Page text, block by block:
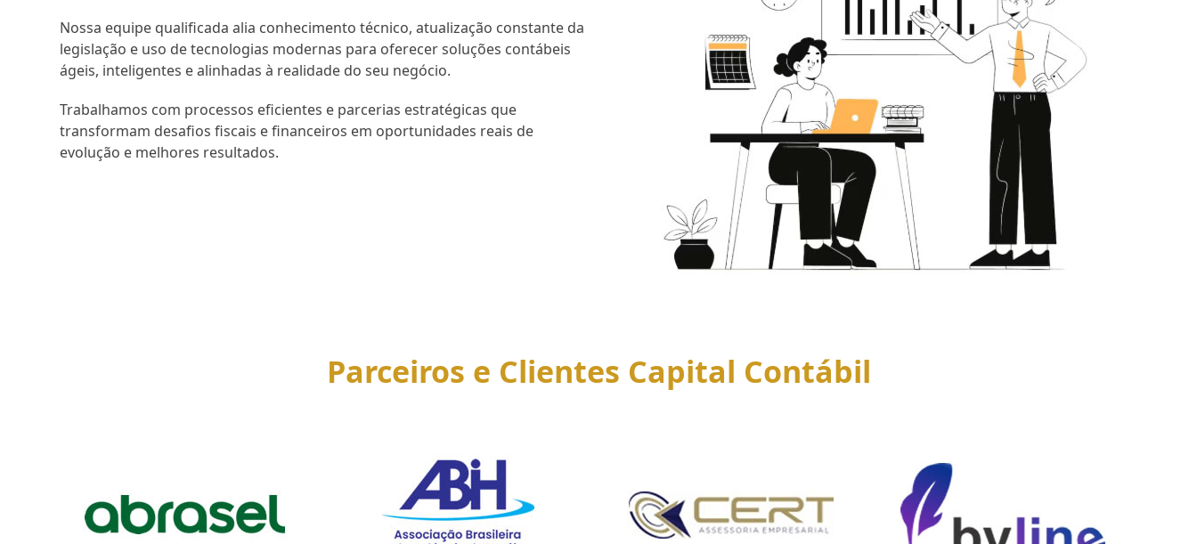
Nossa equipe qualificada alia conhecimento técnico, atualização constante da
legislação e uso de tecnologias modernas para oferecer soluções contábeis
ágeis, inteligentes e alinhadas à realidade do seu negócio.
Trabalhamos com processos eficientes e parcerias estratégicas que
transformam desafios fiscais e financeiros em oportunidades reais de
evolução e melhores resultados.
Parceiros e Clientes Capital Contábil
right